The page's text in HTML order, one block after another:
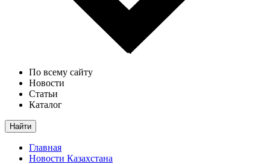
По всему сайту
Новости
Статьи
Каталог
Найти
Главная
Новости Казахстана